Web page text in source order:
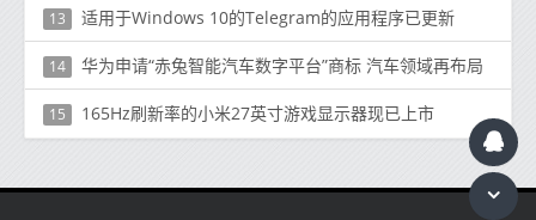
13 适用于Windows 10的Telegram的应用程序已更新
14 华为申请“赤兔智能汽车数字平台”商标 汽车领域再布局
15 165Hz刷新率的小米27英寸游戏显示器现已上市